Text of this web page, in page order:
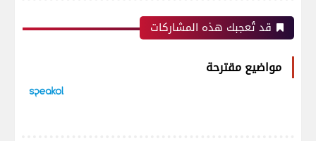
قد تُعجبك هذه المشاركات
مواضيع مقترحة